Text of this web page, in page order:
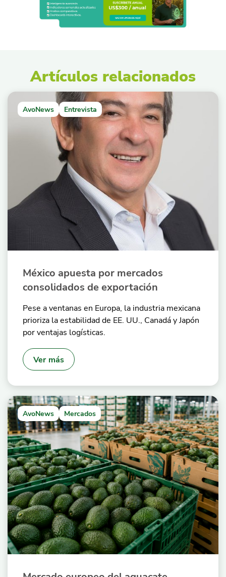
Artículos relacionados
AvoNews Entrevista
México apuesta por mercados
consolidados de exportación
Pese a ventanas en Europa, la industria mexicana
prioriza la estabilidad de EE. UU., Canadá y Japón
por ventajas logísticas.
Ver más
AvoNews Mercados